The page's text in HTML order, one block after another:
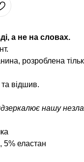
а не на словах.
розроблена
відшив.
нашу
5% еластан